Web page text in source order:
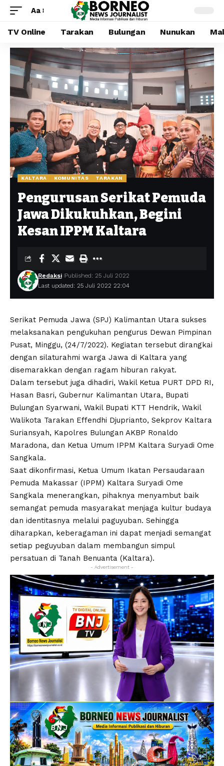
Aa
TV Online Tarakan Bulungan Nunukan
KALTARA KOMUNITAS TARAKAN
Pengurusan Serikat Pemuda
Jawa Dikukuhkan, Begini
Kesan IPPM Kaltara
Last updated: 25 Juli 2022 22:04
Redaksi Published: 25 Juli 2022
Serikat Pemuda Jawa (SPJ) Kalimantan Utara sukses
melaksanakan pengukuhan pengurus Dewan Pimpinan
Pusat, Minggu, (24/7/2022). Kegiatan tersebut dirangkai
dengan silaturahmi warga Jawa di Kaltara yang
disemarakkan dengan ragam hiburan rakyat.
Dalam tersebut juga dihadiri, Wakil Ketua PURT DPD RI,
Hasan Basri, Gubernur Kalimantan Utara, Bupati
Bulungan Syarwani, Wakil Bupati KTT Hendrik, Wakil
Walikota Tarakan Effendhi Djuprianto, Sekprov Kaltara
Suriansyah, Kapolres Bulungan AKBP Ronaldo
Maradona, dan Ketua Umum IPPM Kaltara Suryadi Ome
Sangkala.
Saat dikonfirmasi, Ketua Umum Ikatan Persaudaraan
Pemuda Makassar (IPPM) Kaltara Suryadi Ome
Sangkala menerangkan, pihaknya menyambut baik
semangat pemuda masyarakat menjaga kultur budaya
dan identitasnya melalui paguyuban. Sehingga
diharapkan, keberagaman ini dapat menjadi semangat
setiap peguyuban dalam membangun simpul
persatuan di Tanah Benuanta (Kaltara).
- Advertisement -